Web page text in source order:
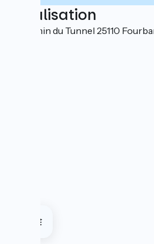
Localisation
5 Chemin du Tunnel 25110